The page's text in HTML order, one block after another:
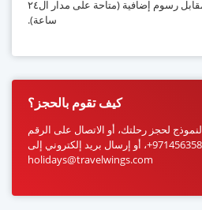
النقل من وإلى المطار مقابل رسوم إضافية (متاحة على مدار ال٢٤
كيف تقوم بالحجز؟
رحلتك، أو الاتصال على الرقم
97145635806+، أو إرسال بريد إلكتروني إلى
holidays@travelwings.com